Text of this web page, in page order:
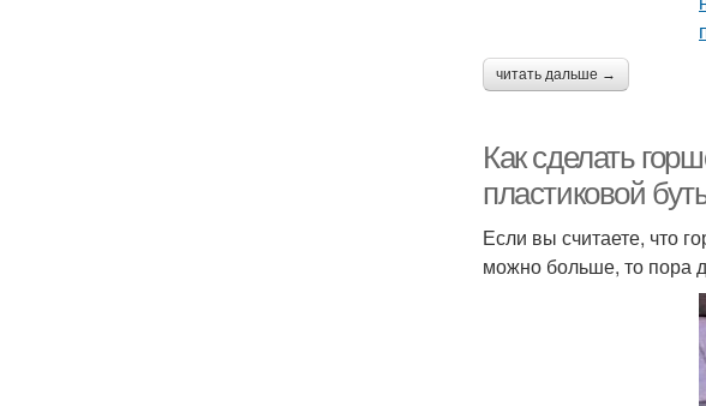
читать дальше →
Как сделать
пластиковой
Если вы считаете, что
можно больше, то пора